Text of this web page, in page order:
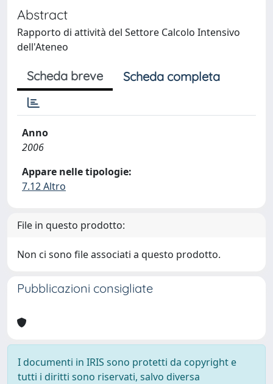
Abstract
Rapporto di attività del Settore Calcolo Intensivo
dell'Ateneo
Scheda breve Scheda completa
Anno
2006
Appare nelle tipologie:
7.12 Altro
File in questo prodotto:
Non ci sono file associati a questo prodotto.
Pubblicazioni consigliate
I documenti in IRIS sono protetti da copyright e
tutti i diritti sono riservati, salvo diversa